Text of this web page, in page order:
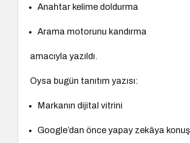
Anahtar kelime doldurma
Arama motorunu kandırma
amacıyla yazıldı.
Oysa bugün tanıtım yazısı:
Markanın dijital vitrini
Google’dan önce yapay zekâya